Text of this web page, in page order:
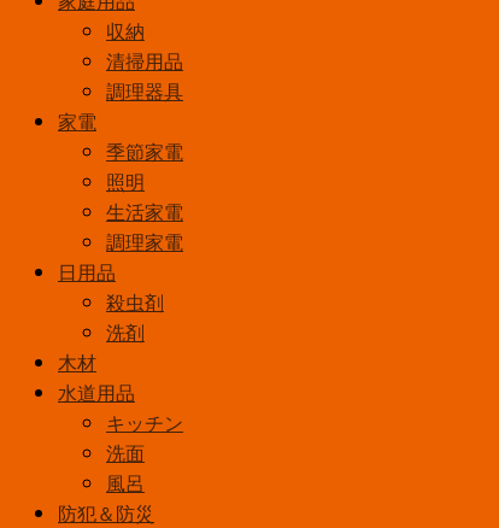
収納
清掃用品
調理器具
家電
季節家電
照明
生活家電
調理家電
日用品
殺虫剤
洗剤
木材
水道用品
キッチン
洗面
風呂
防犯＆防災